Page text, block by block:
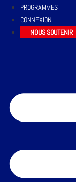
PROGRAMMES
CONNEXION
NOUS SOUTENIR